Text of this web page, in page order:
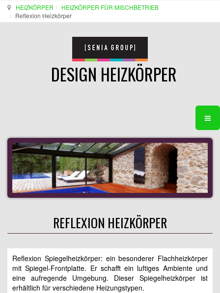
HEIZKÖRPER
HEIZKÖRPER FÜR MISCHBETRIEB
Reflexion Heizkörper
DESIGN HEIZKÖRPER
REFLEXION HEIZKÖRPER
Reflexion Spiegelheizkörper: ein besonderer Flachheizkörper
mit Spiegel-Frontplatte. Er schafft ein luftiges Ambiente und
eine aufregende Umgebung. Dieser Spiegelheizkörper ist
erhältlich für verschiedene Heizungstypen.